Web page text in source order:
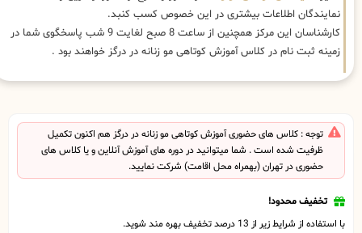
نمایندگان اطلاعات بیشتری در این خصوص کسب کنبد.
کارشناسان این مرکز همچنین از ساعت 8 صبح لغایت 9 شب پاسخگوی شما در
زمینه ثبت نام در کلاس آموزش کوتاهی مو زنانه در درگز خواهند بود .
توجه : کلاس های حضوری آموزش کوتاهی مو زنانه در درگز هم اکنون تکمیل
ظرفیت شده است . شما میتوانید در دوره های آموزش آنلاین و یا کلاس های
حضوری در تهران (بهمراه محل اقامت) شرکت نمایید.
تخفیف محدود!
با استفاده از شرایط زیر از 13 درصد تخفیف بهره مند شوید.